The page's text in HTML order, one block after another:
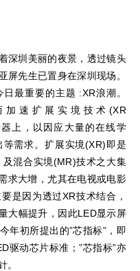
深圳美丽的夜景，透过镜头
屏先生已置身在深圳现场。
最重要的主题 :XR浪潮。
加速扩展实境技术(XR
上，以因应大量的在线学
需求。扩展实境(XR)即是
混合实境(MR)技术之大集
求大增，尤其在电视或电影
是因为透过XR技术结合，
大幅提升，因此LED显示屏
年初所提出的”芯指标”，即
驱动芯片标准；”芯指标”亦
。